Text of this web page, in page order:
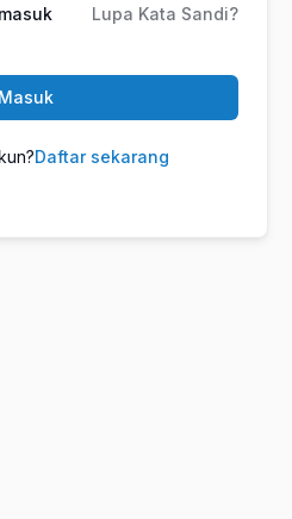
Lupa Kata Sandi?
Masuk
Daftar sekarang